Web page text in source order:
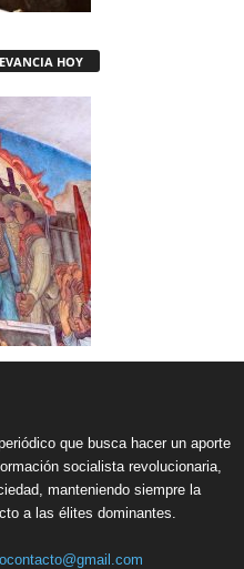
HOY
que busca hacer un aporte
socialista revolucionaria,
manteniendo siempre la
a las élites dominantes.